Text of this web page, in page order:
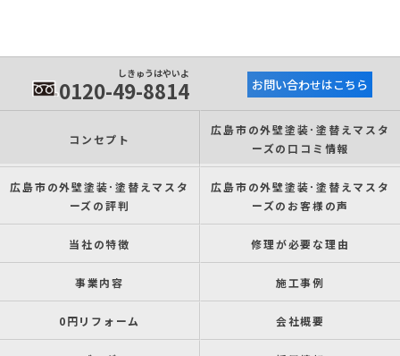
しきゅうはやいよ
0120-49-8814 お問い合わせはこちら
コンセプト
広島市の外壁塗装･塗替えマスタ
ーズの口コミ情報
広島市の外壁塗装･塗替えマスタ
ーズの評判
広島市の外壁塗装･塗替えマスタ
ーズのお客様の声
当社の特徴 修理が必要な理由
事業内容 施工事例
0円リフォーム 会社概要